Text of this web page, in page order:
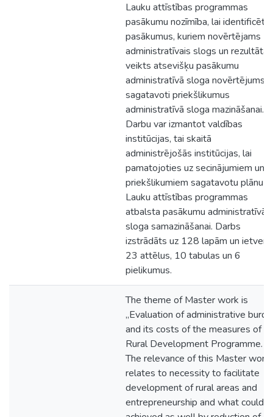
Lauku attīstības programmas
pasākumu nozīmība, lai identificētu
pasākumus, kuriem novērtējams
administratīvais slogs un rezultātā
veikts atsevišķu pasākumu
administratīvā sloga novērtējums
sagatavoti priekšlikumus
administratīvā sloga mazināšanai.
Darbu var izmantot valdības
institūcijas, tai skaitā
administrējošās institūcijas, lai
pamatojoties uz secinājumiem un
priekšlikumiem sagatavotu plānu
Lauku attīstības programmas
atbalsta pasākumu administratīvā
sloga samazināšanai. Darbs
izstrādāts uz 128 lapām un ietver
23 attēlus, 10 tabulas un 6
pielikumus.
The theme of Master work is
„Evaluation of administrative
and its costs of the measures of
Rural Development Programme.
The relevance of this Master work
relates to necessity to facilitate
development of rural areas and
entrepreneurship and what could